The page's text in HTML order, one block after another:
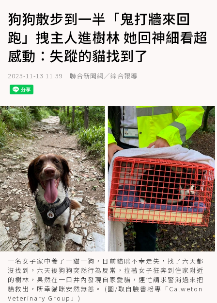
狗狗散步到一半「鬼打牆來回
跑」拽主人進樹林 她回神細看超
感動：失蹤的貓找到了
2023-11-13 11:39 聯合新聞網／綜合報導
一名女子家中養了一貓一狗，日前貓咪不幸走失，找了六天都
沒找到，六天後狗狗突然行為反常，拉著女子狂奔到住家附近
的樹林，果然在一口井內發現自家愛貓，連忙請求警消過來把
貓救出，所幸貓咪安然無恙。 (圖/取自臉書粉專「Calweton
Veterinary Group」)